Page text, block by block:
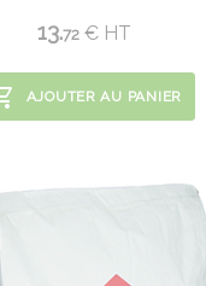
13.72 € HT
AJOUTER AU PANIER